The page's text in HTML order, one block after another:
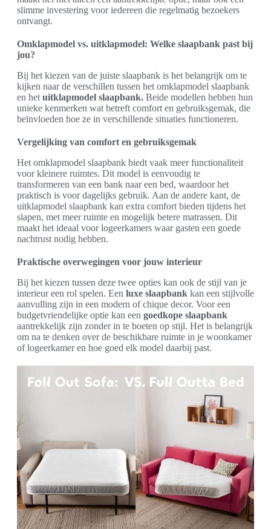
slimme investering voor iedereen die regelmatig bezoekers
ontvangt.
Omklapmodel vs. uitklapmodel: Welke slaapbank past bij
jou?
Bij het kiezen van de juiste slaapbank is het belangrijk om te
kijken naar de verschillen tussen het omklapmodel slaapbank
en het uitklapmodel slaapbank. Beide modellen hebben hun
unieke kenmerken wat betreft comfort en gebruiksgemak, die
beïnvloeden hoe ze in verschillende situaties functioneren.
Vergelijking van comfort en gebruiksgemak
Het omklapmodel slaapbank biedt vaak meer functionaliteit
voor kleinere ruimtes. Dit model is eenvoudig te
transformeren van een bank naar een bed, waardoor het
praktisch is voor dagelijks gebruik. Aan de andere kant, de
uitklapmodel slaapbank kan extra comfort bieden tijdens het
slapen, met meer ruimte en mogelijk betere matrassen. Dit
maakt het ideaal voor logeerkamers waar gasten een goede
nachtrust nodig hebben.
Praktische overwegingen voor jouw interieur
Bij het kiezen tussen deze twee opties kan ook de stijl van je
interieur een rol spelen. Een luxe slaapbank kan een stijlvolle
aanvulling zijn in een modern of chique decor. Voor een
budgetvriendelijke optie kan een goedkope slaapbank
aantrekkelijk zijn zonder in te boeten op stijl. Het is belangrijk
om na te denken over de beschikbare ruimte in je woonkamer
of logeerkamer en hoe goed elk model daarbij past.